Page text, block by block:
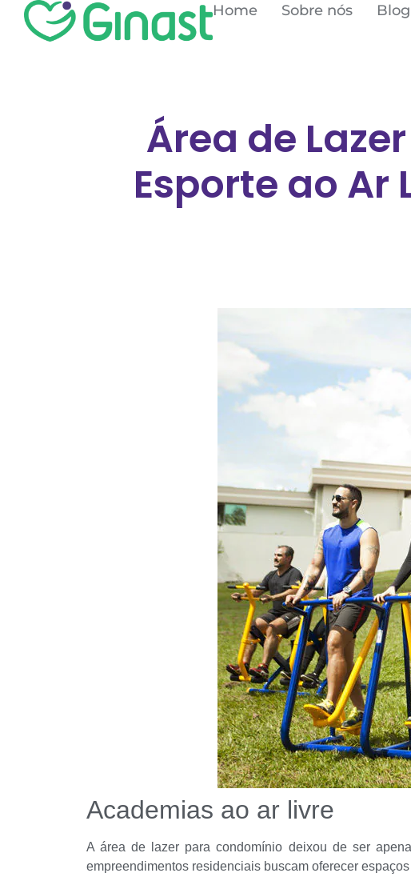
Home Sobre nós Blog
Área de
Esporte ao
Academias ao ar livre
A área de lazer para condomínio deixou de ser
empreendimentos residenciais buscam oferecer